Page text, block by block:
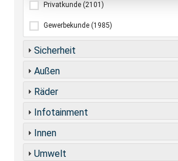
Privatkunde (2101)
Gewerbekunde (1985)
Sicherheit
Außen
Räder
Infotainment
Innen
Umwelt